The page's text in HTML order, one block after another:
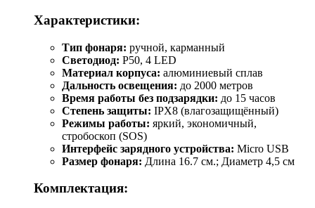
Характеристики:
Тип фонаря: ручной, карманный
Светодиод: P50, 4 LED
Материал корпуса: алюминиевый сплав
Дальность освещения: до 2000 метров
Время работы без подзарядки: до 15 часов
Степень защиты: IPX8 (влагозащищённый)
Режимы работы: яркий, экономичный,
стробоскоп (SOS)
Интерфейс зарядного устройства: Micro USB
Размер фонаря: Длина 16.7 см.; Диаметр 4,5 см
Комплектация: